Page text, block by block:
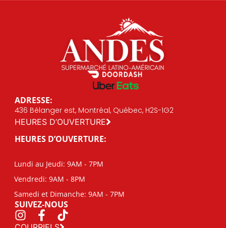
ADRESSE:
436 Bélanger est, Montréal, Québec, H2S-1G2
HEURES D’OUVERTURE
HEURES D’OUVERTURE:
Lundi au Jeudi: 9AM - 7PM
Vendredi: 9AM - 8PM
Samedi et Dimanche: 9AM - 7PM
SUIVEZ-NOUS